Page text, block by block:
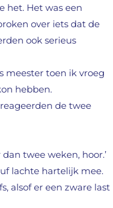
het. Het was een
over iets dat de
ook serieus
meester toen ik vroeg
hebben.
reageerden de twee
twee weken, hoor.’
lachte hartelijk mee.
alsof er een zware last